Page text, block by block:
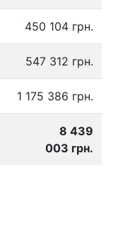
450 104 грн.
547 312 грн.
1 175 386 грн.
8 439
003 грн.